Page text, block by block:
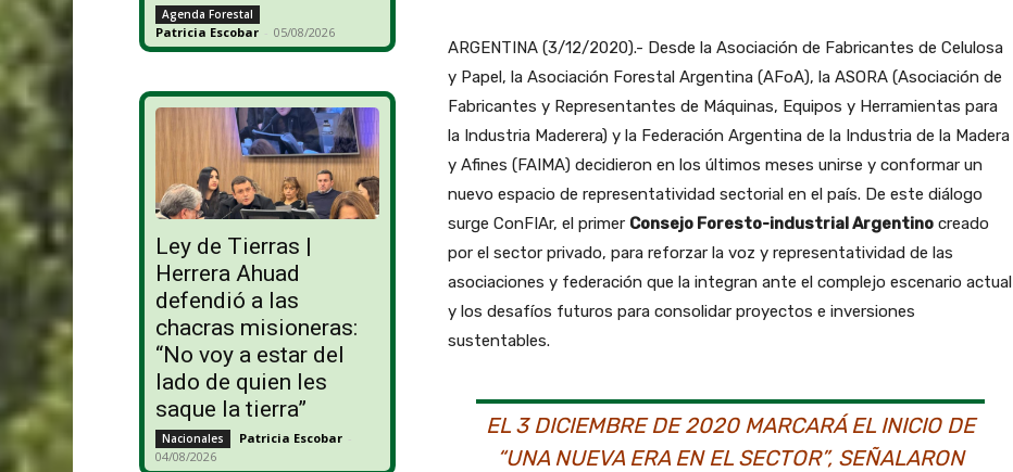
Agenda Forestal
Patricia Escobar - 05/08/2026
Ley de Tierras |
Herrera Ahuad
defendió a las
chacras misioneras:
“No voy a estar del
lado de quien les
saque la tierra”
Nacionales Patricia Escobar -
04/08/2026
ARGENTINA (3/12/2020).- Desde la Asociación de Fabricantes de Celulosa
y Papel, la Asociación Forestal Argentina (AFoA), la ASORA (Asociación de
Fabricantes y Representantes de Máquinas, Equipos y Herramientas para
la Industria Maderera) y la Federación Argentina de la Industria de la Madera
y Afines (FAIMA) decidieron en los últimos meses unirse y conformar un
nuevo espacio de representatividad sectorial en el país. De este diálogo
surge ConFIAr, el primer Consejo Foresto-industrial Argentinocreado
por el sector privado, para reforzar la voz y representatividad de las
asociaciones y federación que la integran ante el complejo escenario actual
y los desafíos futuros para consolidar proyectos e inversiones
sustentables.
EL 3 DICIEMBRE DE 2020 MARCARÁ EL INICIO DE
“UNA NUEVA ERA EN EL SECTOR”, SEÑALARON